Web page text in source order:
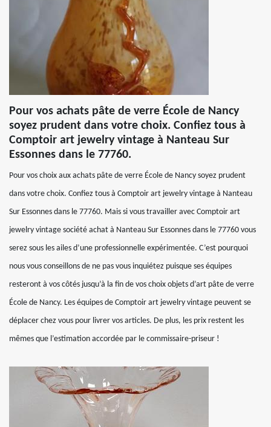
Pour vos achats pâte de verre École de Nancy
soyez prudent dans votre choix. Confiez tous à
Comptoir art jewelry vintage à Nanteau Sur
Essonnes dans le 77760.
Pour vos choix aux achats pâte de verre École de Nancy soyez prudent
dans votre choix. Confiez tous à Comptoir art jewelry vintage à Nanteau
Sur Essonnes dans le 77760. Mais si vous travailler avec Comptoir art
jewelry vintage société achat à Nanteau Sur Essonnes dans le 77760 vous
serez sous les ailes d’une professionnelle expérimentée. C’est pourquoi
nous vous conseillons de ne pas vous inquiétez puisque ses équipes
resteront à vos côtés jusqu’à la fin de vos choix objets d’art pâte de verre
École de Nancy. Les équipes de Comptoir art jewelry vintage peuvent se
déplacer chez vous pour livrer vos articles. De plus, les prix restent les
mêmes que l’estimation accordée par le commissaire-priseur !